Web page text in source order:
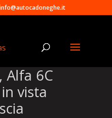
info@autocadoneghe.it
Alfa 6C
vista